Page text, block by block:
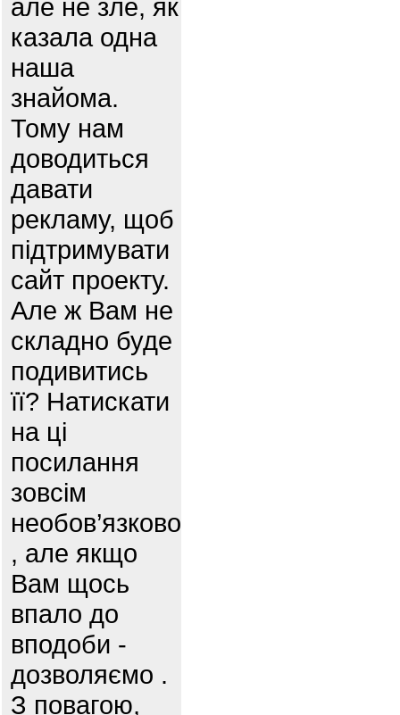
але не зле, як
казала одна
наша
знайома.
Тому нам
доводиться
давати
рекламу, щоб
підтримувати
сайт проекту.
Але ж Вам не
складно буде
подивитись
її? Натискати
на ці
посилання
зовсім
необов’язково
, але якщо
Вам щось
впало до
вподоби -
дозволяємо .
З повагою,